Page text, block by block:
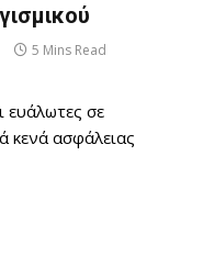
5 Mins Read
ευάλωτες σε
κενά ασφάλειας